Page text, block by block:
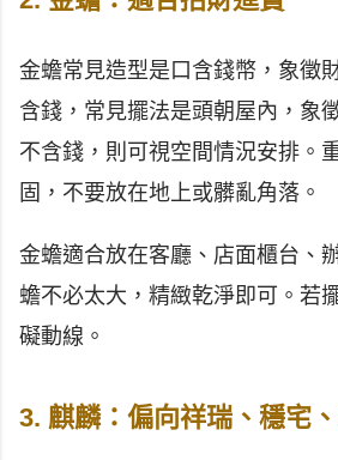
金蟾常見造型是口含錢幣，象徵
含錢，常見擺法是頭朝屋內，象
不含錢，則可視空間情況安排。
固，不要放在地上或髒亂角落。
金蟾適合放在客廳、店面櫃台、
蟾不必太大，精緻乾淨即可。若
礙動線。
3. 麒麟：偏向祥瑞、穩宅